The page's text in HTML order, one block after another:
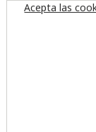
Acepta las